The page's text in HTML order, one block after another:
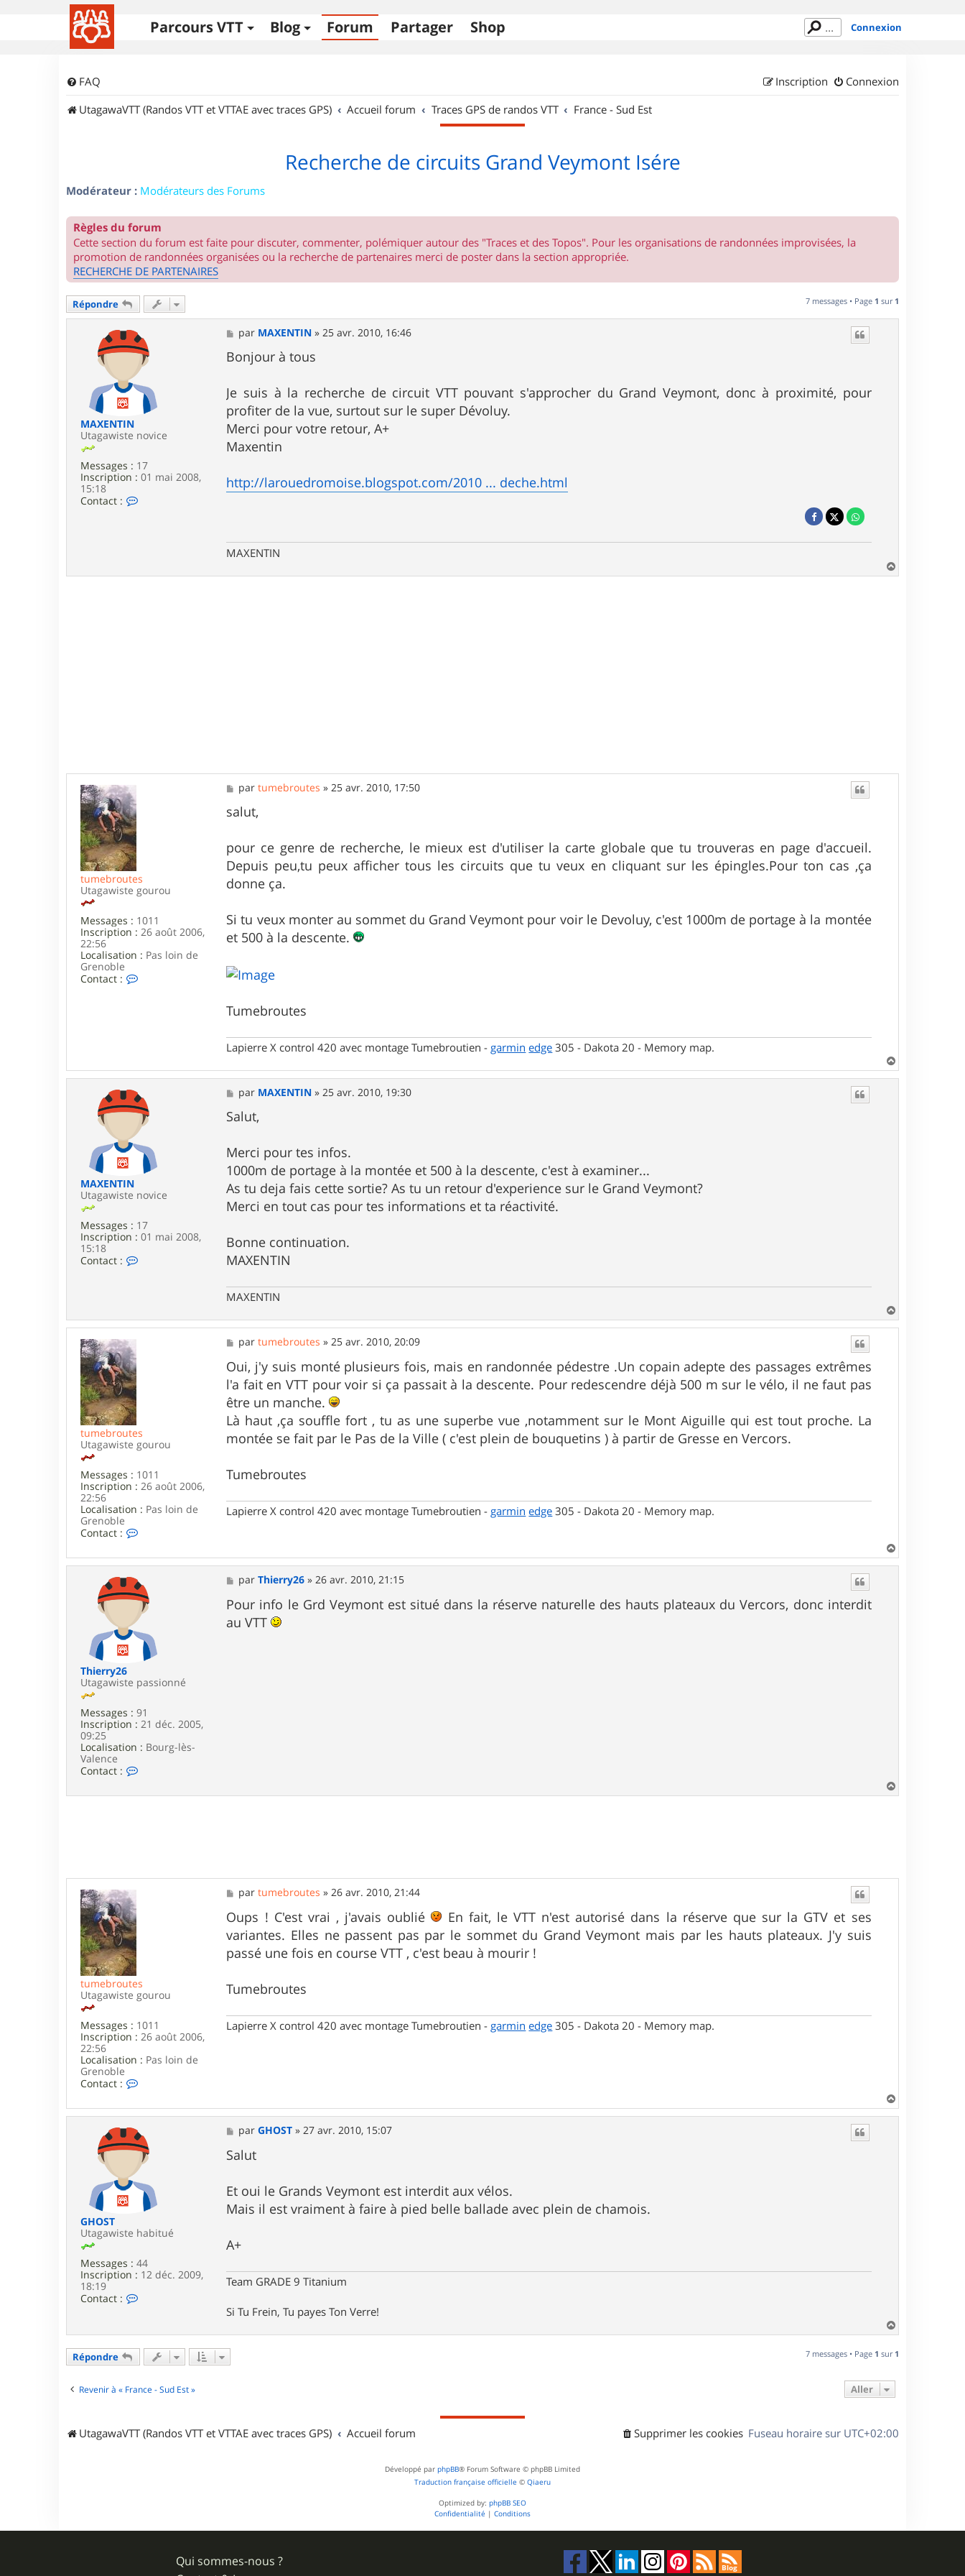
Parcours VTT Blog Forum Partager Shop Connexion
FAQ Connexion
Inscription
UtagawaVTT (Randos VTT et VTTAE avec traces GPS)
Accueil forum Traces GPS de randos VTT France - Sud Est
Recherche de circuits Grand Veymont Isére
Modérateur : Modérateurs des Forums
Règles du forum
Cette section du forum est faite pour discuter, commenter, polémiquer autour des "Traces et des Topos". Pour les organisations de randonnées improvisées, la
promotion de randonnées organisées ou la recherche de partenaires merci de poster dans la section appropriée.
RECHERCHE DE PARTENAIRES
Répondre 7 messages • Page 1 sur 1
MAXENTIN
Utagawiste novice
Messages : 17
Inscription : 01 mai 2008,
15:18
Contact :
e
M
e
s
s
g
e
par MAXENTIN »25 avr. 2010, 16:46
Bonjour à tous
Je suis à la recherche de circuit VTT pouvant s'approcher du Grand Veymont, donc à proximité, pour
profiter de la vue, surtout sur le super Dévoluy.
Merci pour votre retour, A+
Maxentin
http://larouedromoise.blogspot.com/2010 ... deche.html
MAXENTIN
a
tumebroutes
Utagawiste gourou
Messages : 1011
Inscription : 26 août 2006,
22:56
Localisation : Pas loin de
Grenoble
Contact :
r
t
m
e
b
o
u
t
s
M
e
s
s
g
e
partumebroutes » 25 avr. 2010, 17:50
salut,
pour ce genre de recherche, le mieux est d'utiliser la carte globale que tu trouveras en page d'accueil.
Depuis peu,tu peux afficher tous les circuits que tu veux en cliquant sur les épingles.Pour ton cas ,ça
donne ça.
Si tu veux monter au sommet du Grand Veymont pour voir le Devoluy, c'est 1000m de portage à la montée
et 500 à la descente.
Tumebroutes
Lapierre X control 420 avec montage Tumebroutien - garmin edge 305 - Dakota 20 - Memory map.
a
MAXENTIN
Utagawiste novice
Messages : 17
Inscription : 01 mai 2008,
15:18
Contact :
t
I
N
M
e
s
s
g
e
par MAXENTIN » 25 avr. 2010, 19:30
Salut,
Merci pour tes infos.
1000m de portage à la montée et 500 à la descente, c'est à examiner...
As tu deja fais cette sortie? As tu un retour d'experience sur le Grand Veymont?
Merci en tout cas pour tes informations et ta réactivité.
Bonne continuation.
MAXENTIN
MAXENTIN
a
tumebroutes
Utagawiste gourou
Messages : 1011
Inscription : 26 août 2006,
22:56
Localisation : Pas loin de
Grenoble
Contact :
n
t
c
t
e
t
u
m
b
u
t
s
M
e
s
s
a
g
e
partumebroutes »25 avr. 2010, 20:09
Oui, j'y suis monté plusieurs fois, mais en randonnée pédestre .Un copain adepte des passages extrêmes
l'a fait en VTT pour voir si ça passait à la descente. Pour redescendre déjà 500 m sur le vélo, il ne faut pas
être un manche.
Là haut ,ça souffle fort , tu as une superbe vue ,notamment sur le Mont Aiguille qui est tout proche. La
montée se fait par le Pas de la Ville ( c'est plein de bouquetins ) à partir de Gresse en Vercors.
Tumebroutes
Lapierre X control 420 avec montage Tumebroutien - garmin edge 305 - Dakota 20 - Memory map.
a
Thierry26
Utagawiste passionné
Messages : 91
Inscription : 21 déc. 2005,
09:25
Localisation : Bourg-lès-
Valence
Contact :
M
e
s
s
a
parThierry26 »26 avr. 2010, 21:15
Pour info le Grd Veymont est situé dans la réserve naturelle des hauts plateaux du Vercors, donc interdit
au VTT
a
tumebroutes
Utagawiste gourou
Messages : 1011
Inscription : 26 août 2006,
22:56
Localisation : Pas loin de
Grenoble
Contact :
n
t
c
t
e
t
u
m
b
u
t
M
e
s
s
a
g
e
partumebroutes »26 avr. 2010, 21:44
Oups ! C'est vrai , j'avais oublié
En fait, le VTT n'est autorisé dans la réserve que sur la GTV et ses
variantes. Elles ne passent pas par le sommet du Grand Veymont mais par les hauts plateaux. J'y suis
passé une fois en course VTT , c'est beau à mourir !
Tumebroutes
Lapierre X control 420 avec montage Tumebroutien - garmin edge 305 - Dakota 20 - Memory map.
a
GHOST
Utagawiste habitué
Messages : 44
Inscription : 12 déc. 2009,
18:19
Contact :
t
r
S
M
e
s
s
g
e
parGHOST »27 avr. 2010, 15:07
Salut
Et oui le Grands Veymont est interdit aux vélos.
Mais il est vraiment à faire à pied belle ballade avec plein de chamois.
A+
Team GRADE 9 Titanium
Si Tu Frein, Tu payes Ton Verre!
a
t
Répondre 7 messages • Page 1 sur 1
Revenir à « France - Sud Est » Aller
UtagawaVTT (Randos VTT et VTTAE avec traces GPS) Accueil forum Fuseau horaire sur UTC+02:00
Supprimer les cookies
Développé par phpBB® Forum Software © phpBB Limited
Traduction française officielle © Qiaeru
Optimized by: phpBB SEO
Confidentialité | Conditions
Qui sommes-nous ?